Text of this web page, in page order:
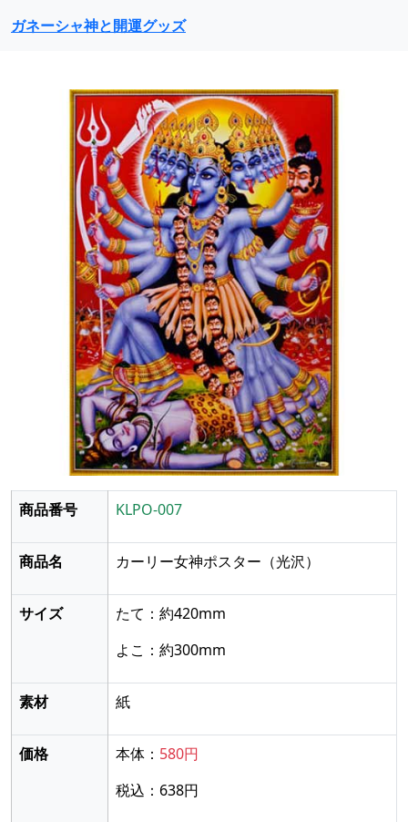
ガネーシャ神と開運グッズ
前に戻る
商品番号 KLPO-007
商品名 カーリー女神ポスター （光沢）
サイズ
たて：約420mm
よこ：約300mm
素材 紙
価格 本体： 580円
税込：638円